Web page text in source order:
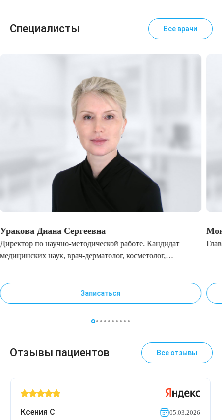
Специалисты Все врачи
Уракова Диана Сергеевна
Директор по научно-методической работе. Кандидат
медицинских наук, врач-дерматолог, косметолог,
Записаться
Отзывы пациентов Все отзывы
Ксения С. 05.03.2026